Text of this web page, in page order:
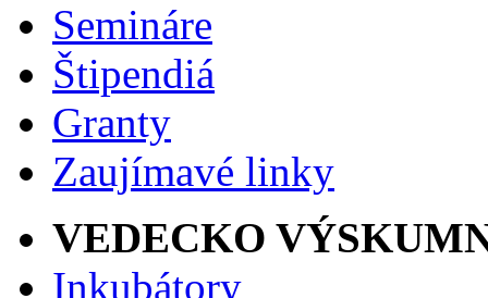
Semináre
Štipendiá
Granty
Zaujímavé linky
VEDECKO
Inkubátory